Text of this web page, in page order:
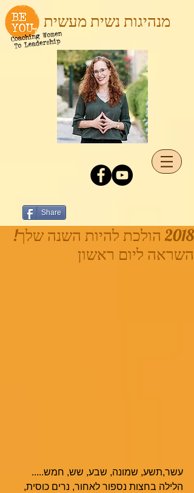
מנהיגות נשית מעשית
Share
2018 הולכת להיות השנה שלך!
השראה ליום ראשון
עשר,תשע, שמונה, שבע, שש, חמש.....
הלילה בחצות נספור לאחור, נרים כוסית,